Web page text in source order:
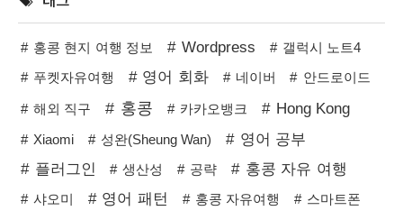
홍콩 현지 여행 정보 Wordpress
갤럭시 노트4
푸켓자유여행
영어 회화 네이버 안드로이드
해외 직구 홍콩 카카오뱅크 Hong Kong
Xiaomi 성완(Sheung Wan)
영어 공부
플러그인
생산성 공략 홍콩 자유 여행
샤오미 영어 패턴 홍콩 자유여행 스마트폰